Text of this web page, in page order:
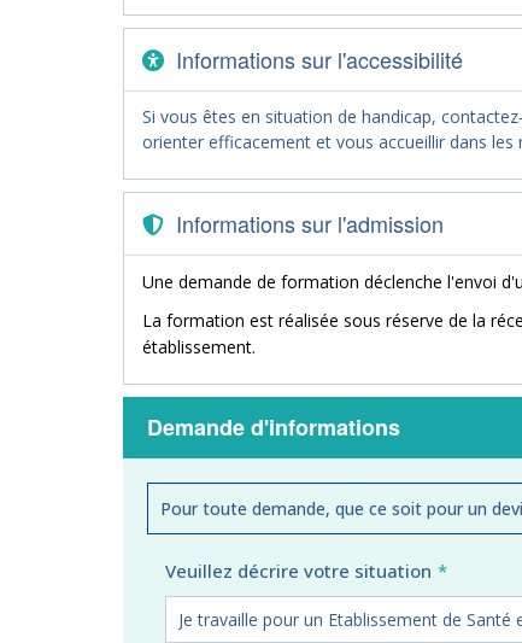
Informations sur l'accessibilité
Si vous êtes en situation de handicap,
orienter efficacement et vous accueillir dans les
Informations sur l'admission
Une demande de formation déclenche l'envoi
La formation est réalisée sous réserve de la
établissement.
Demande d'informations
Pour toute demande, que ce soit pour un
Veuillez décrire votre situation